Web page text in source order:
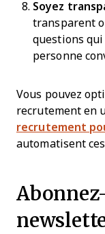
Soyez
transparent
questions
personne
Vous pouvez
recrutement en
recrutement
automatisent